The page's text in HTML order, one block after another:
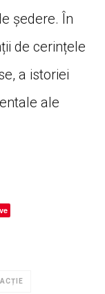
ședere. În
de cerințele
a istoriei
ale